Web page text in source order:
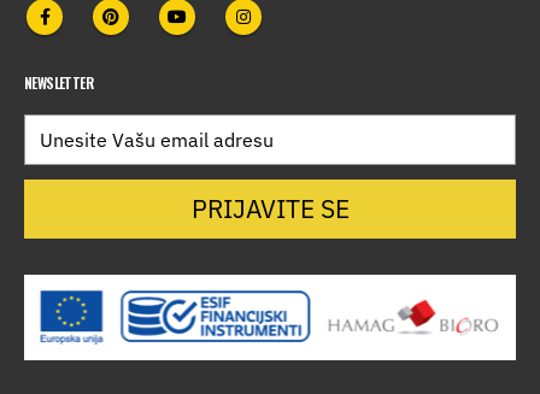
NEWSLETTER
PRIJAVITE SE